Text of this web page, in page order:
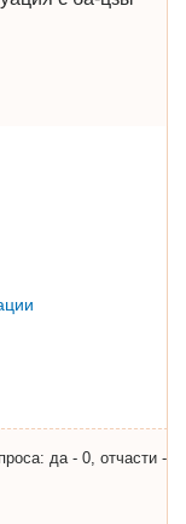
да - 0, отчасти -